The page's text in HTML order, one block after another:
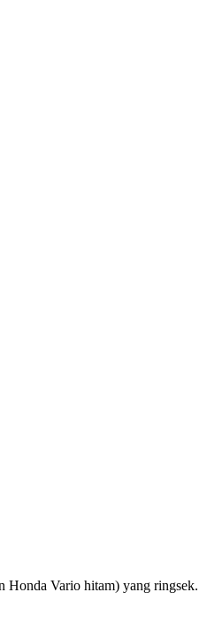
Honda Vario hitam) yang ringsek.